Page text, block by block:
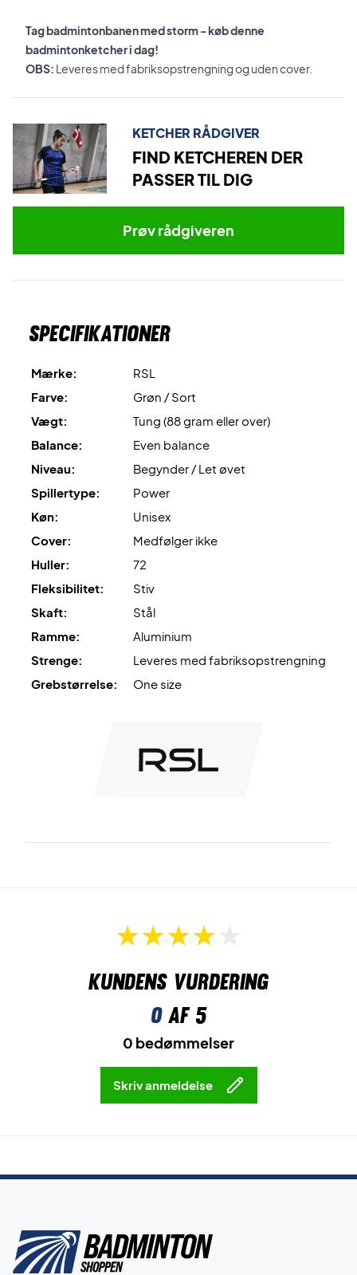
Tag badmintonbanen med storm - køb denne
badmintonketcher i dag!
OBS: Leveres med fabriksopstrengning og uden cover.
KETCHER RÅDGIVER
FIND KETCHEREN DER
PASSER TIL DIG
Prøv rådgiveren
Specifikationer
Mærke:
RSL
Farve:
Grøn / Sort
Vægt:
Tung (88 gram eller over)
Balance:
Even balance
Niveau:
Begynder / Let øvet
Spillertype:
Power
Køn:
Unisex
Cover:
Medfølger ikke
Huller:
72
Fleksibilitet:
Stiv
Skaft:
Stål
Ramme:
Aluminium
Strenge:
Leveres med fabriksopstrengning
Grebstørrelse:
One size
Kundens vurdering
0af 5
0 bedømmelser
Skriv anmeldelse